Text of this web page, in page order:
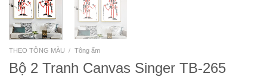
THEO TÔNG MÀU / Tông ấm
Bộ 2 Tranh Canvas Singer TB-265